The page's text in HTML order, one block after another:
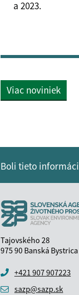
a 2023.
Viac noviniek
Boli tieto
Tajovského 28
975 90 Banská Bystrica
+421 907 907223
sazp@sazp.sk